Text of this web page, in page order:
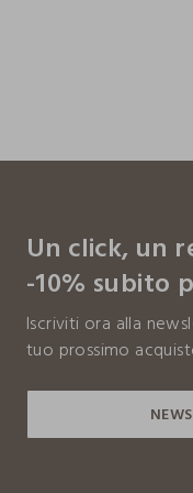
Un click, un
-10% subito
Iscriviti ora alla
tuo prossimo